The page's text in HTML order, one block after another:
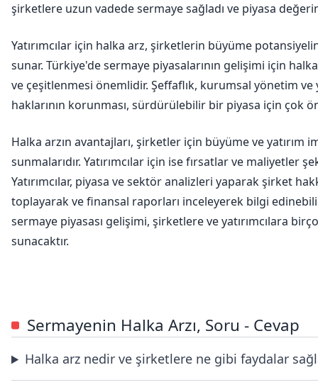
şirketlere uzun vadede sermaye sağladı ve piyasa
Yatırımcılar için halka arz, şirketlerin büyüme
sunar. Türkiye'de sermaye piyasalarının gelişimi için
ve çeşitlenmesi önemlidir. Şeffaflık, kurumsal yönetim ve
haklarının korunması, sürdürülebilir bir piyasa için çok
Halka arzın avantajları, şirketler için büyüme ve yatırım
sunmalarıdır. Yatırımcılar için ise fırsatlar ve maliyetler
Yatırımcılar, piyasa ve sektör analizleri yaparak şirket
toplayarak ve finansal raporları inceleyerek bilgi
sermaye piyasası gelişimi, şirketlere ve yatırımcılara
sunacaktır.
Sermayenin Halka Arzı, Soru - Cevap
Halka arz nedir ve şirketlere ne gibi faydalar